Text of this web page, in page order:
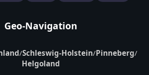
Geo-Navigation
/Schleswig-Holstein/Pinneberg/
Helgoland